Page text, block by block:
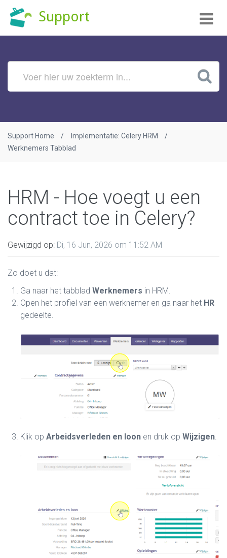
Support
Support Home
Implementatie: Celery HRM
Werknemers Tabblad
HRM - Hoe voegt u een
contract toe in Celery?
Gewijzigd op: Di, 16 Jun, 2026 om 11:52 AM
Zo doet u dat:
Ga naar het tabblad Werknemers in HRM.
Open het profiel van een werknemer en ga naar het HR
gedeelte.
Klik op Arbeidsverleden en loon en druk op Wijzigen.